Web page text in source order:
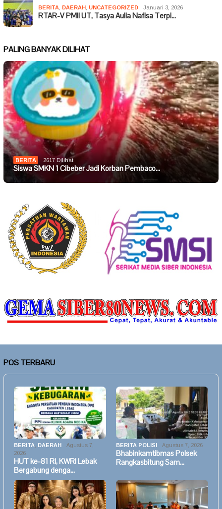
BERITA DAERAH UNCATEGORIZED Januari 3, 2026
RTAR-V PMII UT, Tasya Aulia Nafisa Terpi…
PALING BANYAK DILIHAT
BERITA 2617 Dilihat
Siswa SMKN 1 Cibeber Jadi Korban Pembaco…
POS TERBARU
BERITA DAERAH
Agustus 7,
2026
HUT ke-81 RI, KWRI Lebak
Bergabung denga…
BERITA POLISI Agustus 7, 2026
Bhabinkamtibmas Polsek
Rangkasbitung Sam…